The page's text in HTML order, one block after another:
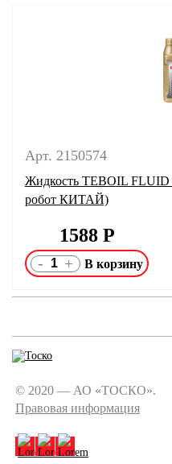
Арт. 2150574
Жидкость TEBOIL
робот КИТАЙ)
1588 Р
- +
© 2020 — АО «ТОСКО».
Правовая информация